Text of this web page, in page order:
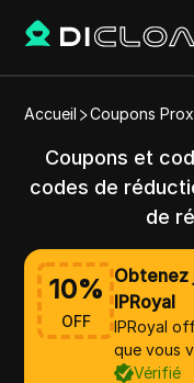
Accueil Coupons
Coupons et
codes de
de
10%
OFF
Obtenez
IPRoyal
IPRoyal
que vous
Vérifié